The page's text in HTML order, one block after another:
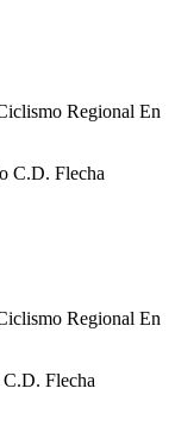
Regional En
C.D. Flecha
Regional En
Flecha